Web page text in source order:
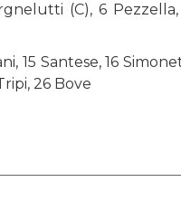
(C), 6
15 Santese, 16
26 Bove